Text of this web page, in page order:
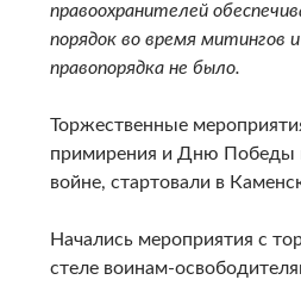
правоохранителей
порядок во время митингов
правопорядка не было.
Торжественные
примирения и Дню Победы
войне, стартовали в
Начались мероприятия с
стеле воинам-